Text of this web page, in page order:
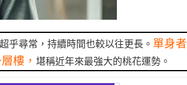
乎尋常，持續時間也較以往更長。 單身者
樓， 堪稱近年來最強大的桃花運勢。